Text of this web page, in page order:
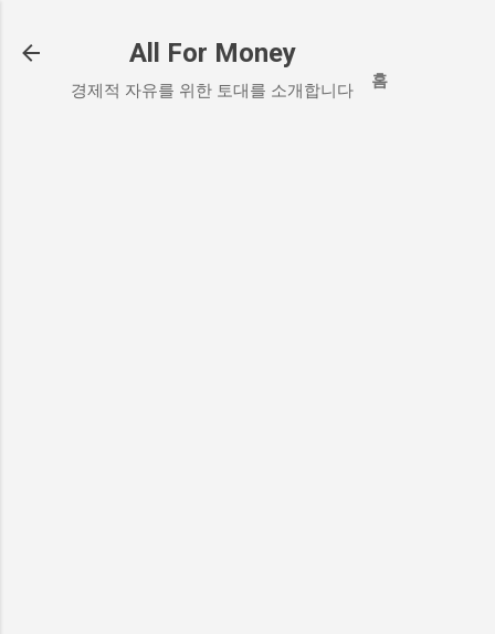
All For Money
경제적 자유를 위한 토대를 소개합니다 홈